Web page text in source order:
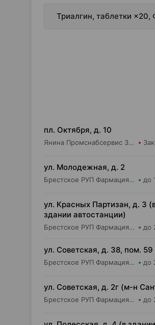
Триалгин, таблетки
пл. Октября, д. 10
Янина Промснабсервис ЗАО Аптека №8
ул. Молодежная, д. 2
Брестское РУП Фармация Аптека №143 до
ул. Красных Партизан, д. 3
здании автостанции)
Брестское РУП Фармация Аптека №235 до
ул. Советская, д. 38, пом. 59
Брестское РУП Фармация Центральная районная аптека №74 до
ул. Советская, д. 2г (м-н
Брестское РУП Фармация Аптека №84 до